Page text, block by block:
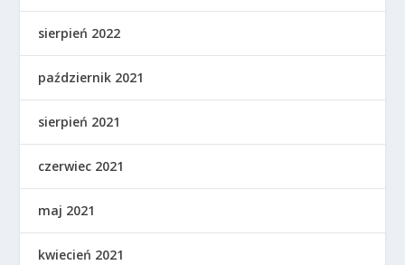
sierpień 2022
październik 2021
sierpień 2021
czerwiec 2021
maj 2021
kwiecień 2021